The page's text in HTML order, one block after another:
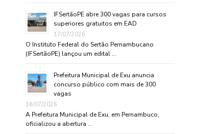
IFSertãoPE abre 300 vagas para cursos
superiores gratuitos em EAD
17/07/2026
O Instituto Federal do Sertão Pernambucano
(IFSertãoPE) lançou um edital …
Prefeitura Municipal de Exu anuncia
concurso público com mais de 300
vagas
16/07/2026
A Prefeitura Municipal de Exu, em Pernambuco,
oficializou a abertura …